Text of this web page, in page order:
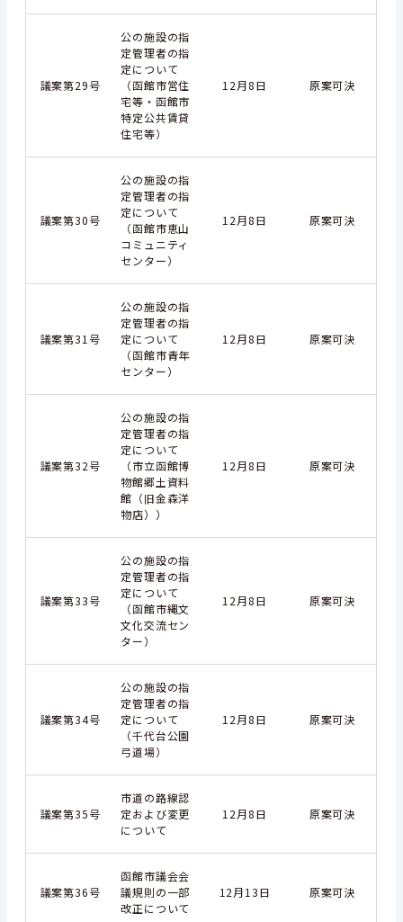
議案第29号
公の施設の指
定管理者の指
定について
（函館市営住
宅等・函館市
特定公共賃貸
住宅等）
12月8日 原案可決
議案第30号
公の施設の指
定管理者の指
定について
（函館市恵山
コミュニティ
センター）
12月8日 原案可決
議案第31号
公の施設の指
定管理者の指
定について
（函館市青年
センター）
12月8日 原案可決
議案第32号
公の施設の指
定管理者の指
定について
（市立函館博
物館郷土資料
館（旧金森洋
物店））
12月8日 原案可決
議案第33号
公の施設の指
定管理者の指
定について
（函館市縄文
文化交流セン
ター）
12月8日 原案可決
議案第34号
公の施設の指
定管理者の指
定について
（千代台公園
弓道場）
12月8日 原案可決
議案第35号
市道の路線認
定および変更
について
12月8日 原案可決
議案第36号
函館市議会会
議規則の一部
改正について
12月13日 原案可決